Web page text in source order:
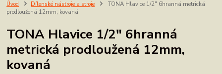
Úvod Dílenské nástroje a stroje
TONA Hlavice 1/2" 6hranná metrická
prodloužená 12mm, kovaná
TONA Hlavice 1/2" 6hranná
metrická prodloužená 12mm,
kovaná